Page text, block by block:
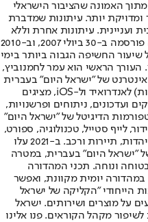
האמונה שהציבור הישראלי
ומדויקת יותר. עיתונות שמדברת
ועניינית. עיתונות אחרת וללא
תשלום. המהדורה המודפסת הראשונה פורסמה ב-30 ביולי 2007, וב-2010
שיעור החשיפה הגבוה ביותר בימי
העורך הראשי הוא עמר לחמנוביץ,
של "ישראל היום" בעברית
ובאנגלית, כמו כן היישומונים (אפליקציות) לאנדרואיד ול-iOS, מציגים
ועדכונים, ניתוחים ופרשנויות,
הדיגיטל של "ישראל היום"
לייף סטייל, טכנולוגיה, ספורט,
כלכלה וצרכנות, בריאות, חיילים, אוכל, יהדות, תיירות ורכב. ב-2021 עלו
"ישראל היום" בעברית, במטרה
ונוחה. תכני המהדורה
יומית מקוונת, ואפשר
הייחודי "הקליקה של ישראל
על מוצרים ושירותים. ישראל
מקהל הקוראים. פנו אלינו